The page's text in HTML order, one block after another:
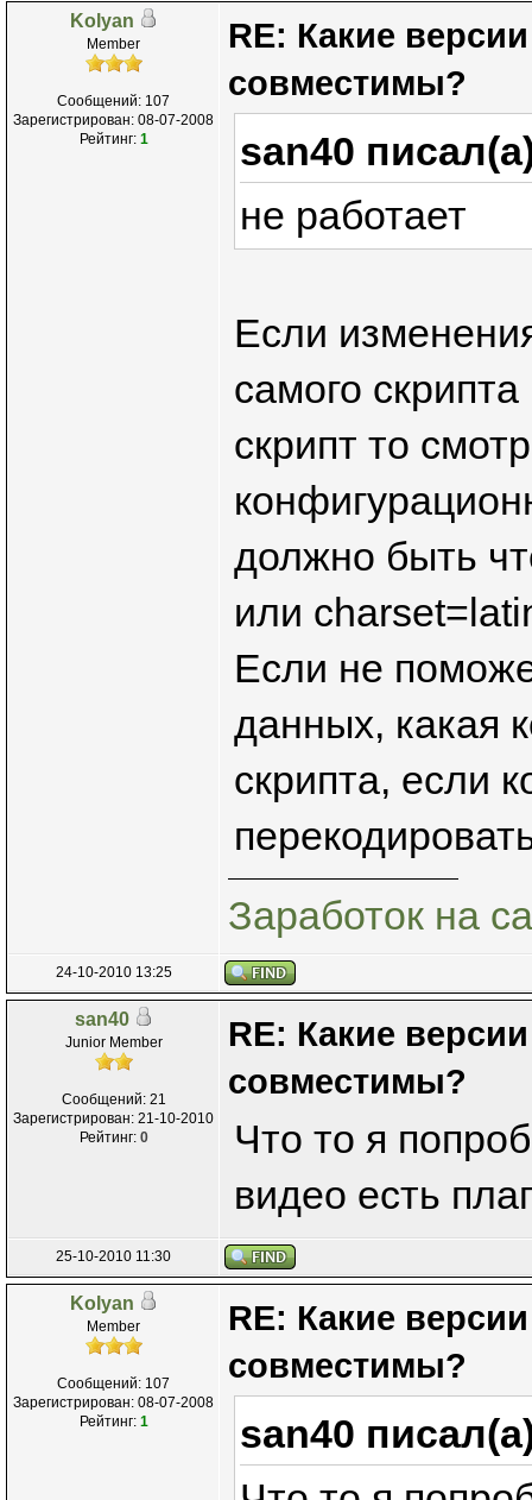
Kolyan
Member
Сообщений: 107
Зарегистрирован: 08-07-2008
Рейтинг: 1
RE: Какие
совместимы?
san40
не работает
Если
самого
скрипт то
должно быть
или
Если не
данных, какая
скрипта, если
Заработок на
24-10-2010 13:25
san40
Junior Member
Сообщений: 21
Зарегистрирован: 21-10-2010
Рейтинг: 0
RE: Какие
совместимы?
Что то я
видео есть
25-10-2010 11:30
Kolyan
Member
Сообщений: 107
Зарегистрирован: 08-07-2008
Рейтинг: 1
RE: Какие
совместимы?
san40